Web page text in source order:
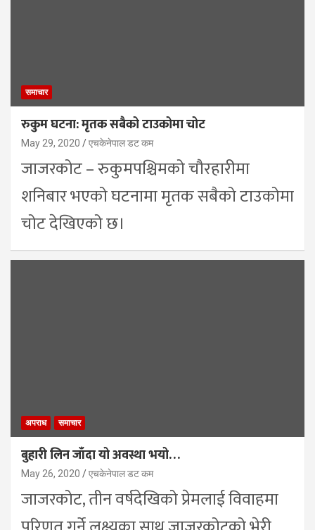
समाचार
रुकुम घटना: मृतक सबैको टाउकोमा चोट
May 29, 2020 एचकेनेपाल डट कम
जाजरकोट – रुकुमपश्चिमको चौरहारीमा
शनिबार भएको घटनामा मृतक सबैको टाउकोमा
चोट देखिएको छ।
अपराध समाचार
बुहारी लिन जाँदा यो अवस्था भयो…
May 26, 2020 एचकेनेपाल डट कम
जाजरकोट, तीन वर्षदेखिको प्रेमलाई विवाहमा